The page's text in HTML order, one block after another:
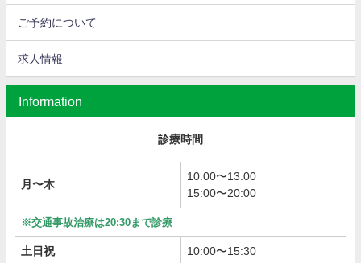
ご予約について
求人情報
Information
診療時間
月〜木
10:00〜13:00
15:00〜20:00
※交通事故治療は20:30まで診療
土日祝 10:00〜15:30